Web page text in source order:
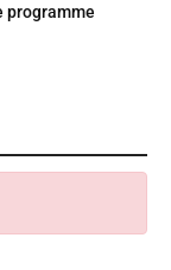
programme